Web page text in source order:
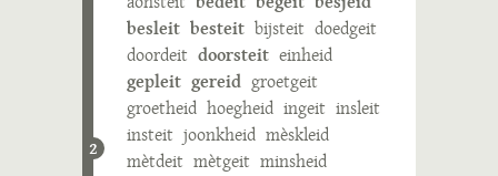
2
besleit besteit bijsteit doedgeit
doordeit doorsteit einheid
gepleit gereid groetgeit
groetheid hoegheid ingeit insleit
insteit joonkheid mèskleid
mètdeit mètgeit minsheid